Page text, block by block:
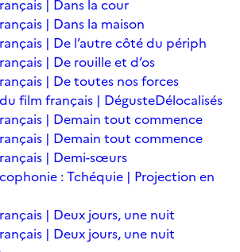
| Dans la cour
| Dans la maison
| De l’autre côté du périph
| De rouille et d’os
| De toutes nos forces
film français | DégusteDélocalisés
| Demain tout commence
| Demain tout commence
| Demi-sœurs
: Tchéquie | Projection en
| Deux jours, une nuit
| Deux jours, une nuit